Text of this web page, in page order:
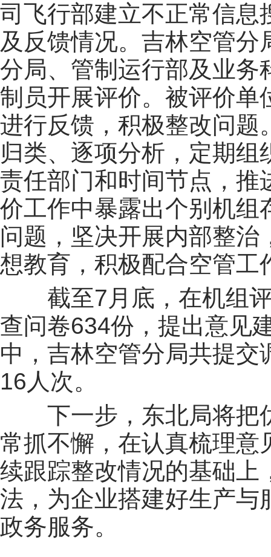
司飞行部建立不正常信息
及反馈情况。吉林空管
分局、管制运行部及业务
制员开展评价。被评价单
进行反馈，积极整改问题
归类、逐项分析，定期
责任部门和时间节点，推
价工作中暴露出个别机组
问题，坚决开展内部整
想教育，积极配合空管
截至7月底，在机组
查问卷634份，提出意见
中，吉林空管分局共提
16人次。
下一步，东北局将把
常抓不懈，在认真梳理意
续跟踪整改情况的基础上
法，为企业搭建好生产与
政务服务。